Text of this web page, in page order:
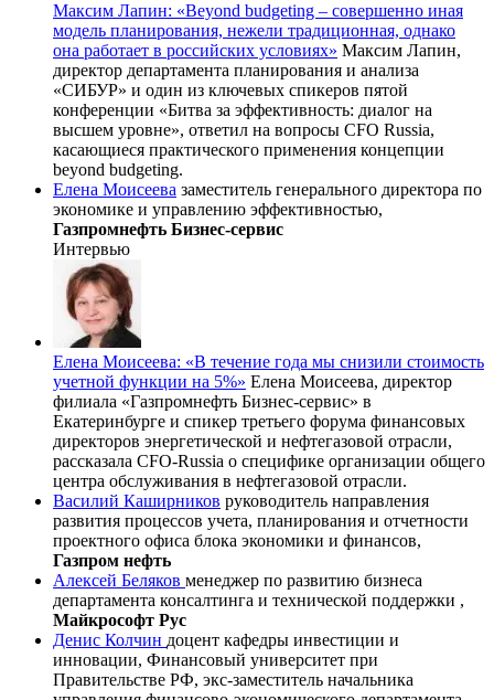
Максим Лапин: «Beyond budgeting – совершенно иная
модель планирования, нежели традиционная, однако
она работает в российских условиях» Максим Лапин,
директор департамента планирования и анализа
«СИБУР» и один из ключевых спикеров пятой
конференции «Битва за эффективность: диалог на
высшем уровне», ответил на вопросы CFO Russia,
касающиеся практического применения концепции
beyond budgeting.
Елена Моисеева заместитель генерального директора по
экономике и управлению эффективностью,
Газпромнефть Бизнес-сервис
Интервью
Елена Моисеева: «В течение года мы снизили стоимость
учетной функции на 5%» Елена Моисеева, директор
филиала «Газпромнефть Бизнес-сервис» в
Екатеринбурге и спикер третьего форума финансовых
директоров энергетической и нефтегазовой отрасли,
рассказала CFO-Russia о специфике организации общего
центра обслуживания в нефтегазовой отрасли.
Василий Каширников руководитель направления
развития процессов учета, планирования и отчетности
проектного офиса блока экономики и финансов,
Газпром нефть
Алексей Беляков менеджер по развитию бизнеса
департамента консалтинга и технической поддержки ,
Майкрософт Рус
Денис Колчин доцент кафедры инвестиции и
инновации, Финансовый университет при
Правительстве РФ, экс-заместитель начальника